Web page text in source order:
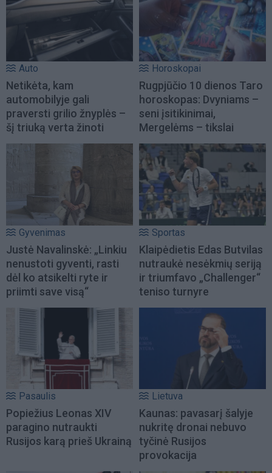
Auto
Netikėta, kam
automobilyje gali
praversti grilio žnyplės –
šį triuką verta žinoti
Horoskopai
Rugpjūčio 10 dienos Taro
horoskopas: Dvyniams –
seni įsitikinimai,
Mergelėms – tikslai
Gyvenimas
Justė Navalinskė: „Linkiu
nenustoti gyventi, rasti
dėl ko atsikelti ryte ir
priimti save visą“
Sportas
Klaipėdietis Edas Butvilas
nutraukė nesėkmių seriją
ir triumfavo „Challenger“
teniso turnyre
Pasaulis
Popiežius Leonas XIV
paragino nutraukti
Rusijos karą prieš Ukrainą
Lietuva
Kaunas: pavasarį šalyje
nukritę dronai nebuvo
tyčinė Rusijos
provokacija